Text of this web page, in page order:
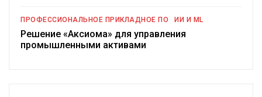
ПРОФЕССИОНАЛЬНОЕ ПРИКЛАДНОЕ ПО ИИ И ML
Решение «Аксиома» для управления
промышленными активами